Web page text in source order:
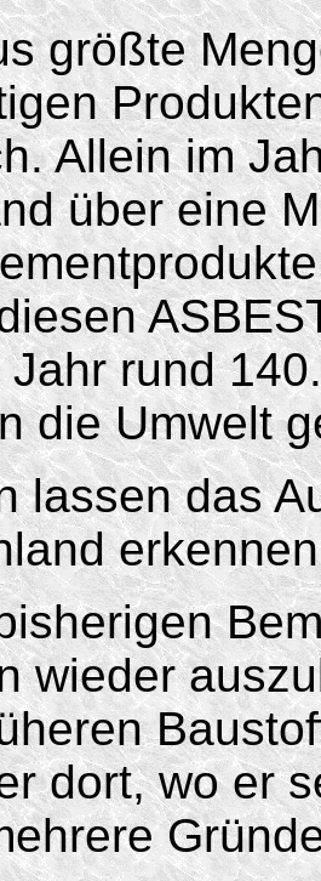
größte
Allein im
über eine
rund
die Umwelt
lassen das
wieder
dort, wo er